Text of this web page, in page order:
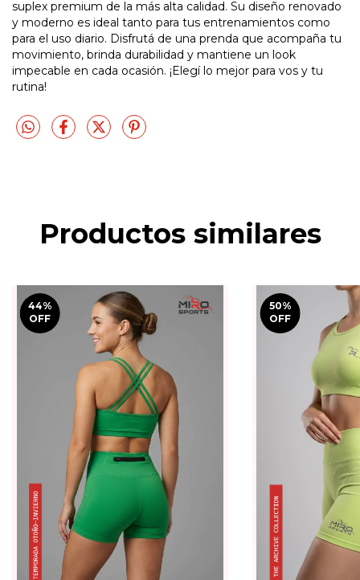
suplex premium de la más alta calidad. Su diseño renovado
y moderno es ideal tanto para tus entrenamientos como
para el uso diario. Disfrutá de una prenda que acompaña tu
movimiento, brinda durabilidad y mantiene un look
impecable en cada ocasión. ¡Elegí lo mejor para vos y tu
rutina!
Productos similares
44%
OFF
50%
OFF